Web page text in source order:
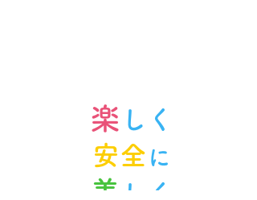
楽 しく
安全 に
美 しく